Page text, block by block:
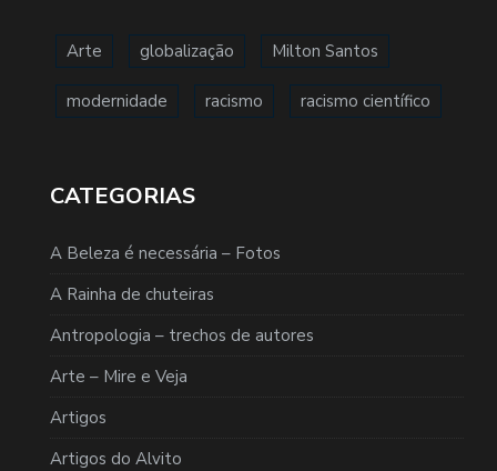
Arte globalização Milton Santos
modernidade racismo racismo científico
CATEGORIAS
A Beleza é necessária – Fotos
A Rainha de chuteiras
Antropologia – trechos de autores
Arte – Mire e Veja
Artigos
Artigos do Alvito